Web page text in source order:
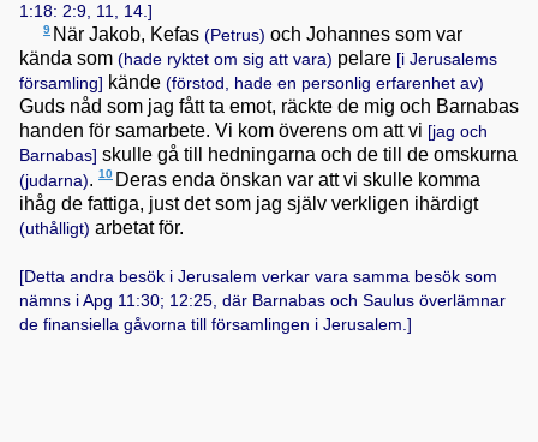
1:18: 2:9, 11, 14 .]
9 När Jakob, Kefas (Petrus) och Johannes som var
kända som (hade ryktet om sig att vara) pelare [i Jerusalems
församling] kände (förstod, hade en personlig erfarenhet av)
Guds nåd som jag fått ta emot, räckte de mig och Barnabas
handen för samarbete. Vi kom överens om att vi [jag och
Barnabas] skulle gå till hedningarna och de till de omskurna
(judarna). 10 Deras enda önskan var att vi skulle komma
ihåg de fattiga, just det som jag själv verkligen ihärdigt
(uthålligt) arbetat för.
[Detta andra besök i Jerusalem verkar vara samma besök som
nämns i Apg 11:30; 12:25 , där Barnabas och Saulus överlämnar
de finansiella gåvorna till församlingen i Jerusalem.]